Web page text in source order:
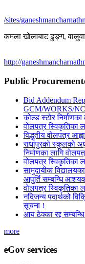
/sites/
कमला खाेलाबाट ढु‌ङ्ग,
http://
Public
Bid Addendum
GCM/WORKS/
कोल्ड स्टोर
वोलपत्र स्विकृतिका
विद्धुतीय वोलपत्र
राधापुरको स्कुलको
निर्माणका लागि
वोलपत्र स्विकृतिका
सामुदायीक
आपुर्ति सम्बन्धि
वोलपत्र स्विकृतिका
नदिजन्य पदार्थको
सूचना !
आय ठेक्का रद्द
more
eGov services